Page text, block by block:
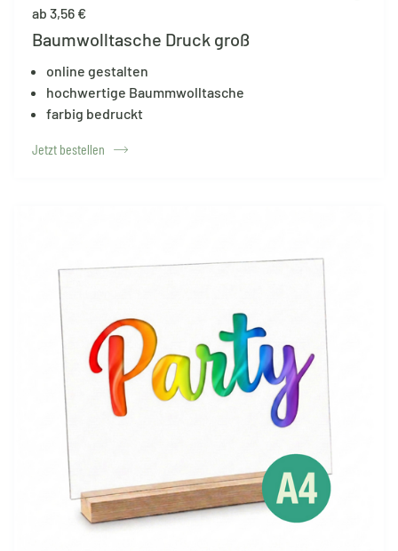
ab 3,56 €
Baumwolltasche Druck groß
online gestalten
hochwertige Baummwolltasche
farbig bedruckt
Jetzt bestellen